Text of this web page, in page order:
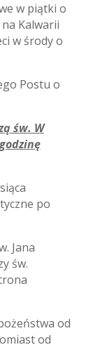
w piątki o
na Kalwarii
w środy o
Postu o
św. W
po
Jana
św.
od
od